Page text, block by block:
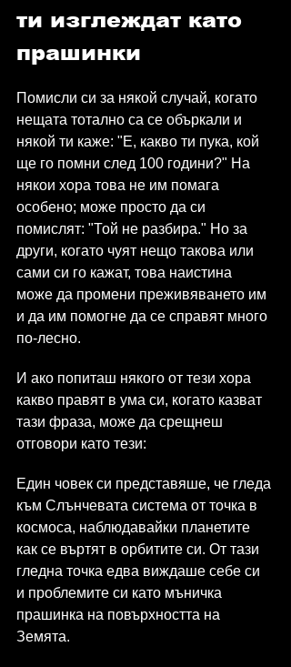
ти изглеждат като
прашинки
Помисли си за някой случай, когато
нещата тотално са се объркали и
някой ти каже: "Е, какво ти пука, кой
ще го помни след 100 години?" На
някои хора това не им помага
особено; може просто да си
помислят: "Той не разбира." Но за
други, когато чуят нещо такова или
сами си го кажат, това наистина
може да промени преживяването им
и да им помогне да се справят много
по-лесно.
И ако попиташ някого от тези хора
какво правят в ума си, когато казват
тази фраза, може да срещнеш
отговори като тези:
Един човек си представяше, че гледа
към Слънчевата система от точка в
космоса, наблюдавайки планетите
как се въртят в орбитите си. От тази
гледна точка едва виждаше себе си
и проблемите си като мъничка
прашинка на повърхността на
Земята.